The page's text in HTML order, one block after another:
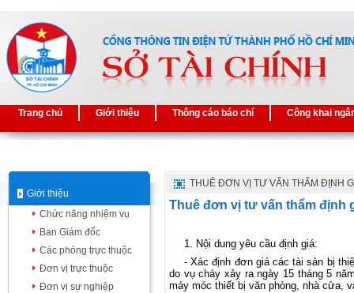
Trang chủ Giới thiệu Thông cáo báo chí Công khai
Giới thiệu
Chức năng nhiệm vụ
Ban Giám đốc
Các phòng trực thuộc
Đơn vị trực thuộc
Đơn vị sự nghiệp
THUÊ ĐƠN VỊ TƯ VẤN THẨM ĐỊNH
Thuê đơn vị tư vấn thẩm định
1. Nội dung yêu cầu định giá:
- Xác định đơn giá các tài sản bị
do vụ cháy xảy ra ngày 15 tháng 5
máy móc thiết bị văn phòng, nhà cửa,